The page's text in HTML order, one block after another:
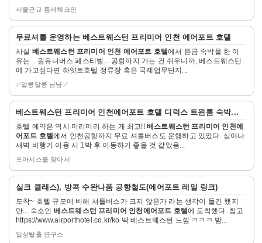
서울근교 틈새체크인
무료셔틀 운영하는 베스트웨스턴 프리미어 인천 에어포트 호텔
사실 베스트웨스턴 프리미어 인천 에어포트 호텔에서 뜬금 숙박을 한 이
유는... 원유니버스 페스티벌... 공항까지 가는 건 쉬우니까, 베스트웨스턴
에 가고싶다면 하얏트호텔 정류장 혹은 국제업무단지...
✅알콩달콩 냠냠✅
자
히
기
베스트웨스턴 프리미어 인천에어포트 호텔 디럭스 트윈룸 숙박...
호텔 예약은 역시 미리미리 하는 게 최고!! 베스트웨스턴 프리미어 인천에
어포트 호텔에서 인천공항까지 무료 셔틀버스도 운행하고 있었다. 심야나
새벽 비행기 이용 시 1박 후 이동하기 좋을 것 같았음...
오아시스를 찾아서
자
세
기
실크 클래스), 방콕 수완나품 공항철도(에어포트 레일 링크)
도착~ 호텔 규모에 비해 셔틀버스가 크지 않은가 라는 생각이 들긴 했지
만... 숙소인 베스트웨스턴 프리미어 인천에어포트 호텔에 도착했다. 참고
https://www.airporthotel.co.kr/ko 딱 베스트웨스턴 느낌 ㅋㅋㅋ 밤...
일상탈출 연구소
자
기